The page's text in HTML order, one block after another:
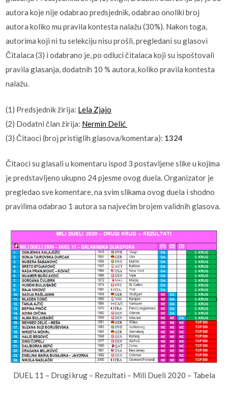
autora koje nije odabrao predsjednik, odabrao onoliki broj
autora koliko mu pravila kontesta nalažu (30%). Nakon toga,
autorima koji ni tu selekciju nisu prošli, pregledani su glasovi
Čitalaca (3) i odabrano je, po odluci čitalaca koji su ispoštovali
pravila glasanja, dodatnih 10 % autora, koliko pravila kontesta
nalažu.
(1) Predsjednik žirija: Lela Zjajo
(2) Dodatni član žirija: Nermin Delić
(3) Čitaoci (broj pristiglih glasova/komentara): 1324
Čitaoci su glasali u komentaru ispod 3 postavljene slike u kojima
je predstavljeno ukupno 24 pjesme ovog duela. Organizator je
pregledao sve komentare, na svim slikama ovog duela i shodno
pravilima odabrao 1 autora sa najvećim brojem validnih glasova.
DUEL 11 – Drugi krug – Rezultati – Mili Dueli 2020 – Tabela